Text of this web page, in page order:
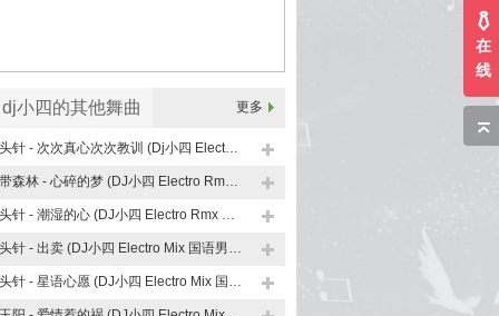
小四的其他舞曲 更多
大头针 - 次次真心次次教训 (Dj小四 Electro Rmx 2026)
卡带森林 - 心碎的梦 (DJ小四 Electro Rmx 2026)
大头针 - 潮湿的心 (DJ小四 Electro Rmx 2026）
大头针 - 出卖 (DJ小四 Electro Mix 国语男)私货版
大头针 - 星语心愿 (DJ小四 Electro Mix 国语男)私货版
在
线